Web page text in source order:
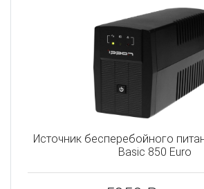
Источник бесперебойного
Basic 850 Euro